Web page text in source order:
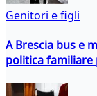
Genitori e figli
A Brescia bus e
politica familiare